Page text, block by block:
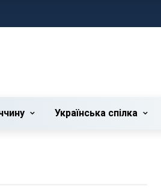
Українська cпілка